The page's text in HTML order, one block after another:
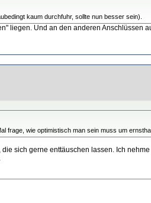
kaum durchfuhr, sollte nun besser sein).
liegen. Und an den anderen Anschlüssen
wie optimistisch man sein muss um
sich gerne enttäuschen lassen. Ich